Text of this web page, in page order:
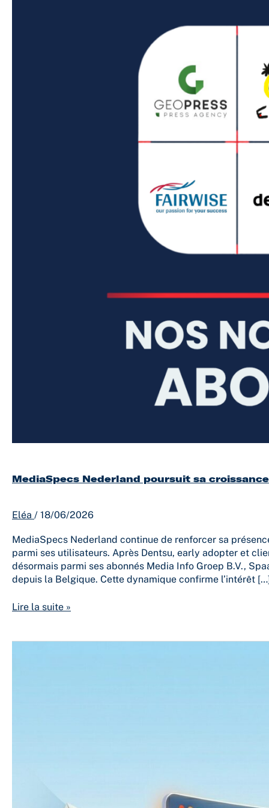
MediaSpecs Nederland poursuit sa croissance
Eléa / 18/06/2026
MediaSpecs Nederland continue de renforcer sa
parmi ses utilisateurs. Après Dentsu, early adopter et
désormais parmi ses abonnés Media Info Groep B.V.,
depuis la Belgique. Cette dynamique confirme l’intérêt
Lire la suite »